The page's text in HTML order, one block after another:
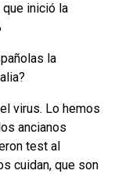
inició la
la
virus. Lo hemos
ancianos
test al
cuidan, que son